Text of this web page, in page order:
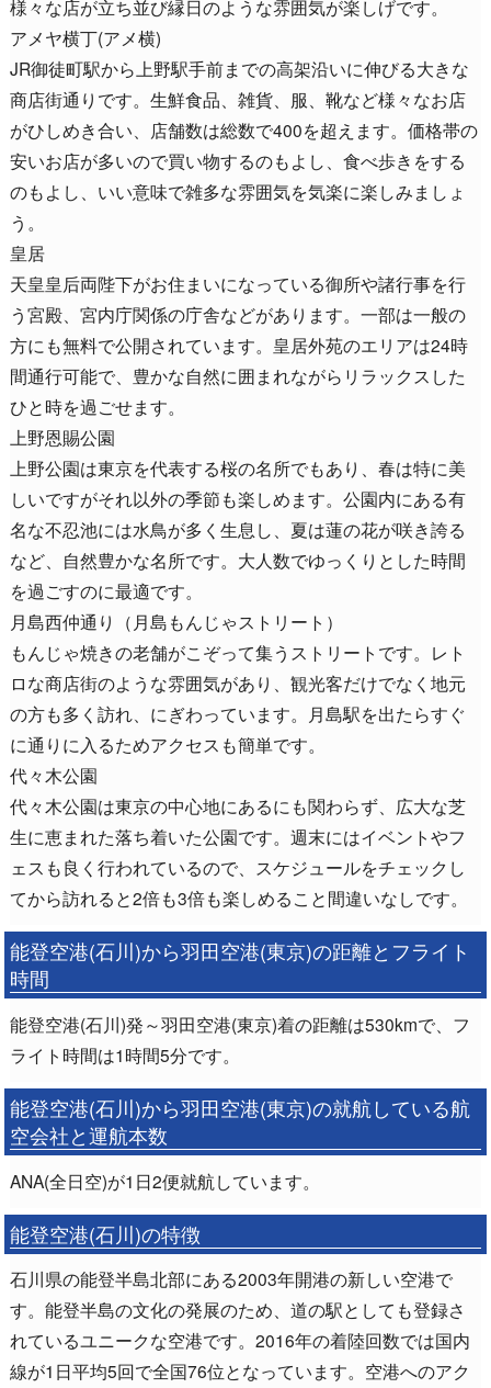
様々な店が立ち並び縁日のような雰囲気が楽しげです。
アメヤ横丁(アメ横)
JR御徒町駅から上野駅手前までの高架沿いに伸びる大きな
商店街通りです。生鮮食品、雑貨、服、靴など様々なお店
がひしめき合い、店舗数は総数で400を超えます。価格帯の
安いお店が多いので買い物するのもよし、食べ歩きをする
のもよし、いい意味で雑多な雰囲気を気楽に楽しみましょ
う。
皇居
天皇皇后両陛下がお住まいになっている御所や諸行事を行
う宮殿、宮内庁関係の庁舎などがあります。一部は一般の
方にも無料で公開されています。皇居外苑のエリアは24時
間通行可能で、豊かな自然に囲まれながらリラックスした
ひと時を過ごせます。
上野恩賜公園
上野公園は東京を代表する桜の名所でもあり、春は特に美
しいですがそれ以外の季節も楽しめます。公園内にある有
名な不忍池には水鳥が多く生息し、夏は蓮の花が咲き誇る
など、自然豊かな名所です。大人数でゆっくりとした時間
を過ごすのに最適です。
月島西仲通り（月島もんじゃストリート）
もんじゃ焼きの老舗がこぞって集うストリートです。レト
ロな商店街のような雰囲気があり、観光客だけでなく地元
の方も多く訪れ、にぎわっています。月島駅を出たらすぐ
に通りに入るためアクセスも簡単です。
代々木公園
代々木公園は東京の中心地にあるにも関わらず、広大な芝
生に恵まれた落ち着いた公園です。週末にはイベントやフ
ェスも良く行われているので、スケジュールをチェックし
てから訪れると2倍も3倍も楽しめること間違いなしです。
能登空港(石川)から羽田空港(東京)の距離とフライト
時間
能登空港(石川)発～羽田空港(東京)着の距離は530kmで、フ
ライト時間は1時間5分です。
能登空港(石川)から羽田空港(東京)の就航している航
空会社と運航本数
ANA(全日空)が1日2便就航しています。
能登空港(石川)の特徴
石川県の能登半島北部にある2003年開港の新しい空港で
す。能登半島の文化の発展のため、道の駅としても登録さ
れているユニークな空港です。2016年の着陸回数では国内
線が1日平均5回で全国76位となっています。空港へのアク